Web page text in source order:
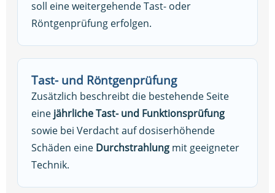
soll eine weitergehende Tast- oder
Röntgenprüfung erfolgen.
Tast- und Röntgenprüfung
Zusätzlich beschreibt die bestehende Seite
eine jährliche Tast- und Funktionsprüfung
sowie bei Verdacht auf dosiserhöhende
Schäden eine Durchstrahlung mit geeigneter
Technik.